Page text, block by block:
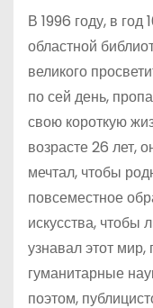
В 1996 году, в
областной
великого
по сей день,
свою короткую
возрасте 26 лет,
мечтал, чтобы
повсеместное
искусства, чтобы
узнавал этот
гуманитарные
поэтом,